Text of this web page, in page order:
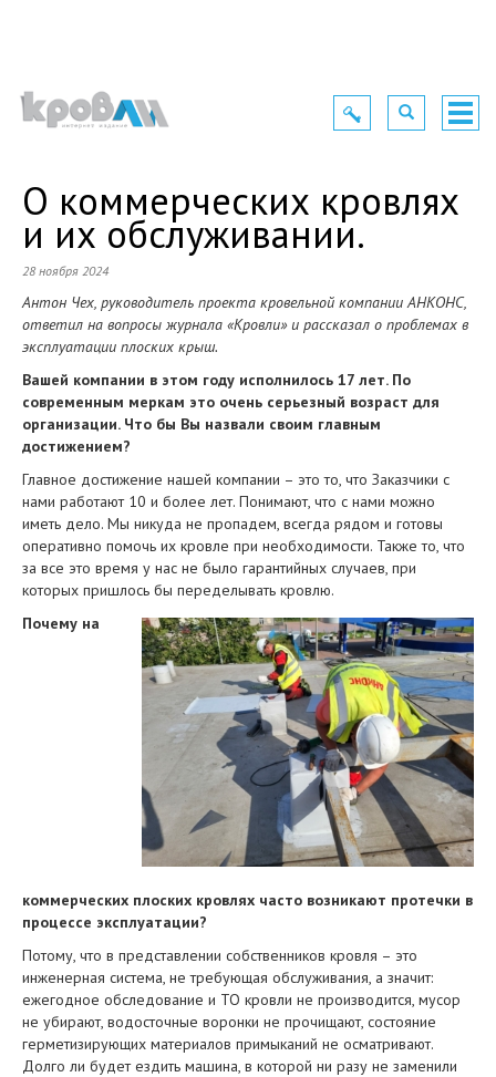
Toggle
navigation
Toggle
navigation
О коммерческих кровлях
и их обслуживании.
28 ноября 2024
Антон Чех, руководитель проекта кровельной компании АНКОНС,
ответил на вопросы журнала «Кровли» и рассказал о проблемах в
эксплуатации плоских крыш.
Вашей компании в этом году исполнилось 17 лет. По
современным меркам это очень серьезный возраст для
организации. Что бы Вы назвали своим главным
достижением?
Главное достижение нашей компании – это то, что Заказчики с
нами работают 10 и более лет. Понимают, что с нами можно
иметь дело. Мы никуда не пропадем, всегда рядом и готовы
оперативно помочь их кровле при необходимости. Также то, что
за все это время у нас не было гарантийных случаев, при
которых пришлось бы переделывать кровлю.
Почему на
коммерческих плоских кровлях часто возникают протечки в
процессе эксплуатации?
Потому, что в представлении собственников кровля – это
инженерная система, не требующая обслуживания, а значит:
ежегодное обследование и ТО кровли не производится, мусор
не убирают, водосточные воронки не прочищают, состояние
герметизирующих материалов примыканий не осматривают.
Долго ли будет ездить машина, в которой ни разу не заменили